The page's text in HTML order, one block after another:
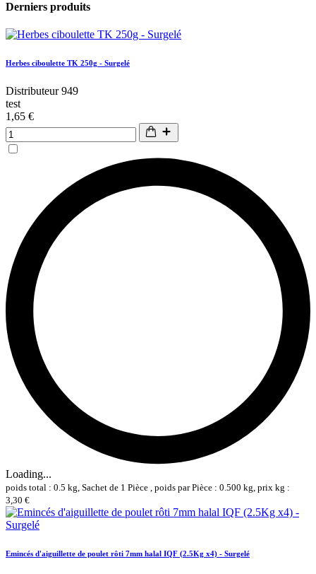
Derniers produits
Herbes ciboulette TK 250g - Surgelé
Distributeur 949
test
1,65 €
Loading...
poids total : 0.5 kg, Sachet de 1 Pièce , poids par Pièce : 0.500 kg, prix kg :
3,30 €
Emincés d'aiguillette de poulet rôti 7mm halal IQF (2.5Kg x4) - Surgelé